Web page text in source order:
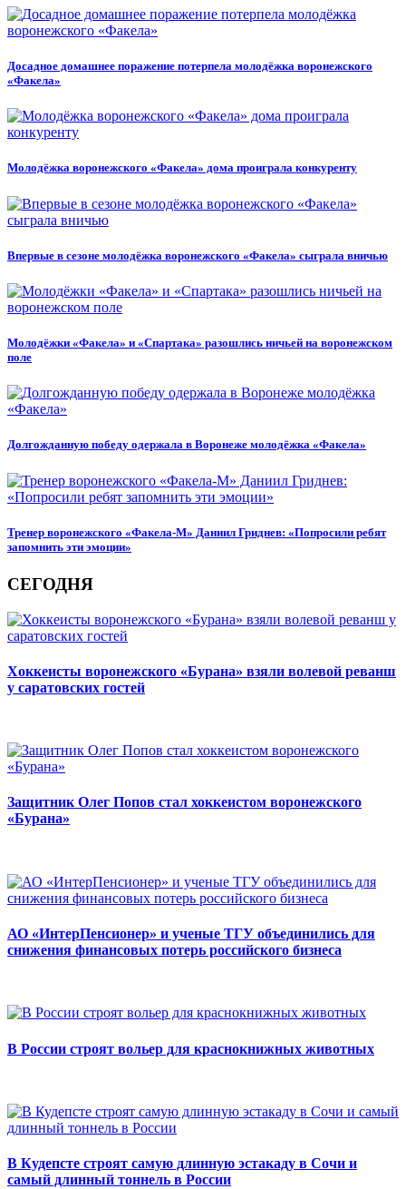
Досадное домашнее поражение потерпела молодёжка воронежского
«Факела»
Молодёжка воронежского «Факела» дома проиграла конкуренту
Впервые в сезоне молодёжка воронежского «Факела» сыграла вничью
Молодёжки «Факела» и «Спартака» разошлись ничьей на воронежском
поле
Долгожданную победу одержала в Воронеже молодёжка «Факела»
Тренер воронежского «Факела-М» Даниил Гриднев: «Попросили ребят
запомнить эти эмоции»
СЕГОДНЯ
Хоккеисты воронежского «Бурана» взяли волевой реванш
у саратовских гостей
Защитник Олег Попов стал хоккеистом воронежского
«Бурана»
АО «ИнтерПенсионер» и ученые ТГУ объединились для
снижения финансовых потерь российского бизнеса
В России строят вольер для краснокнижных животных
В Кудепсте строят самую длинную эстакаду в Сочи и
самый длинный тоннель в России